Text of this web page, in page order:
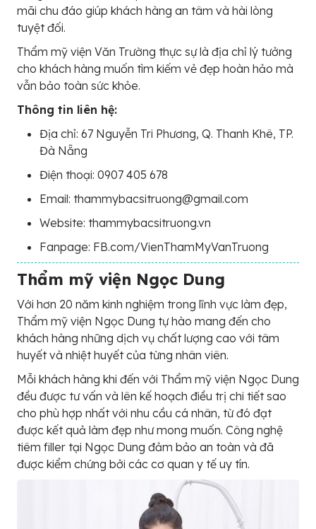
mãi chu đáo giúp khách hàng an tâm và hài lòng
tuyệt đối.
Thẩm mỹ viện Văn Trường thực sự là địa chỉ lý tưởng
cho khách hàng muốn tìm kiếm vẻ đẹp hoàn hảo mà
vẫn bảo toàn sức khỏe.
Thông tin liên hệ:
Địa chỉ: 67 Nguyễn Tri Phương, Q. Thanh Khê, TP.
Đà Nẵng
Điện thoại: 0907 405 678
Email: thammybacsitruong@gmail.com
Website: thammybacsitruong.vn
Fanpage: FB.com/VienThamMyVanTruong
Thẩm mỹ viện Ngọc Dung
Với hơn 20 năm kinh nghiệm trong lĩnh vực làm đẹp,
Thẩm mỹ viện Ngọc Dung tự hào mang đến cho
khách hàng những dịch vụ chất lượng cao với tâm
huyết và nhiệt huyết của từng nhân viên.
Mỗi khách hàng khi đến với Thẩm mỹ viện Ngọc Dung
đều được tư vấn và lên kế hoạch điều trị chi tiết sao
cho phù hợp nhất với nhu cầu cá nhân, từ đó đạt
được kết quả làm đẹp như mong muốn. Công nghệ
tiêm filler tại Ngọc Dung đảm bảo an toàn và đã
được kiểm chứng bởi các cơ quan y tế uy tín.